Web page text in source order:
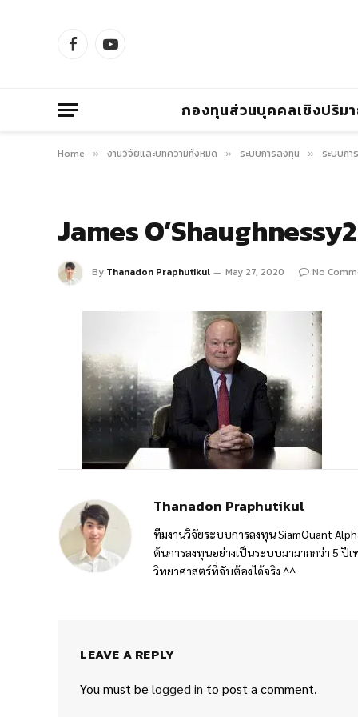
FacebookYouTube
กองทุนส่วนบุคคลเชิงปริม
Home » งานวิจัยและบทความทั้งหมด » ระบบการลงทุน » ระบบกา
James O’Shaughnessy2
By Thanadon Praphutikul May 27, 2020 No
Thanadon Praphutikul
ทีมงานวิจัยระบบการลงทุน SiamQuant
ต้นการลงทุนอย่างเป็นระบบมามากกว่า 5 ปีเ
วิทยาศาสตร์ที่จับต้องได้จริง ^^
LEAVE A REPLY
You must be logged in to post a comment.